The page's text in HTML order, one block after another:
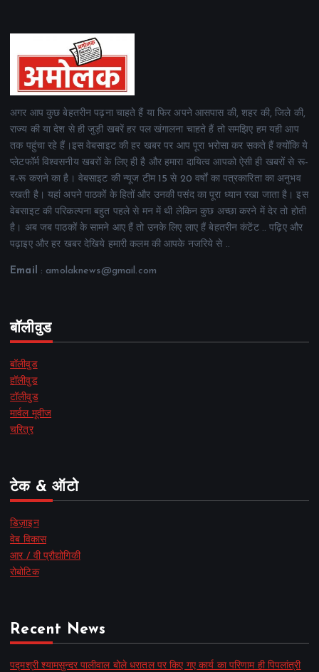
अगर आप कुछ बेहतरीन पढ़ना चाहते हैं या फिर अपने आसपास की, शहर की, जिले की,
राज्य की या देश से ही जुड़ी खबरें हर पल खंगालना चाहते हैं तो समझिए हम यही आप
तक पहुंचा रहे हैं।इस वेबसाइट की हर खबर पर आप पूरा भरोसा कर सकते हैं क्योंकि ये
प्लेटफॉर्म विश्वसनीय खबरों के लिए ही है और हमारा दायित्व आपको ऐसी ही खबरों से रू-
ब-रू कराने का है। वेबसाइट की न्यूज टीम 15 से 20 वर्षों का पत्रकारिता का अनुभव
रखती है। यहां अपने पाठकों के हितों और उनकी पसंद का पूरा ध्यान रखा जाता है। इस
वेबसाइट की परिकल्पना बहुत पहले से मन में थी लेकिन कुछ अच्छा करने में देर तो होती
है। अब जब पाठकों के सामने आए हैं तो उनके लिए लाए हैं बेहतरीन कंटेंट .. पढ़िए और
पढ़ाइए और हर खबर देखिये हमारी कलम की आपके नजरिये से ..
Email : amolaknews@gmail.com
बॉलीवुड
बॉलीवुड
हॉलीवुड
टॉलीवुड
मार्वल मूवीज
चरित्र
टेक & ऑटो
डिज़ाइन
वेब विकास
आर / वी प्रौद्योगिकी
रोबोटिक
Recent News
पद्मश्री श्यामसुन्दर पालीवाल बोले धरातल पर किए गए कार्य का परिणाम ही पिपलांत्री